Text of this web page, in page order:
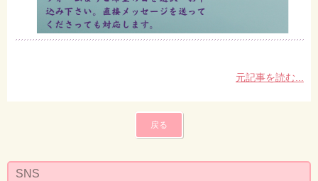
元記事を読む...
戻る
SNS